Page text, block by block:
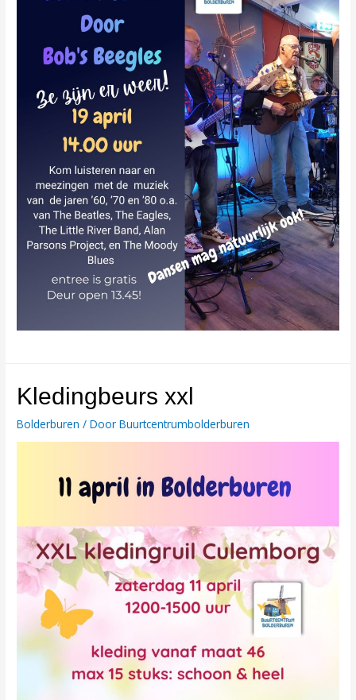
Kledingbeurs xxl
Bolderburen / DoorBuurtcentrumbolderburen